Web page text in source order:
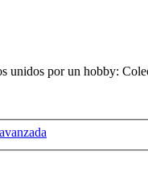
unidos por un hobby: